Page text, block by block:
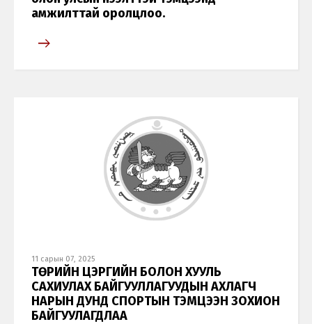
амжилттай оролцлоо.
11 сарын 07, 2025
ТӨРИЙН ЦЭРГИЙН БОЛОН ХУУЛЬ
САХИУЛАХ БАЙГУУЛЛАГУУДЫН АХЛАГЧ
НАРЫН ДУНД СПОРТЫН ТЭМЦЭЭН ЗОХИОН
БАЙГУУЛАГДЛАА